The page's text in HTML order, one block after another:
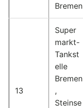
Bremen
13
Super
markt-
Tankst
elle
Bremen
,
Steinse